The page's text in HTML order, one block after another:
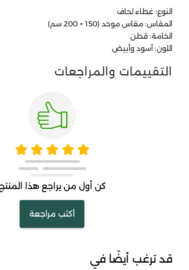
النوع: غطاء لحاف
المقاس: مقاس موحد (150 × 200 سم)
الخامة: قطن
اللون: أسود وأبيض
التقييمات والمراجعات
كن أول من يراجع هذا المنتج
أكتب مراجعة
قد ترغب أيضًا في